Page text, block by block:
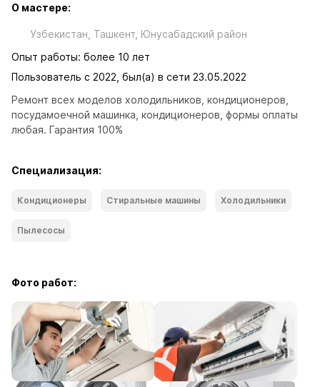
О мастере:
Узбекистан, Ташкент, Юнусабадский район
Опыт работы: более 10 лет
Пользователь с 2022, был(а) в сети 23.05.2022
Ремонт всех моделов холодильников, кондиционеров,
посудамоечной машинка, кондиционеров, формы оплаты
любая. Гарантия 100%
Специализация:
Кондиционеры Стиральные машины Холодильники
Пылесосы
Фото работ: